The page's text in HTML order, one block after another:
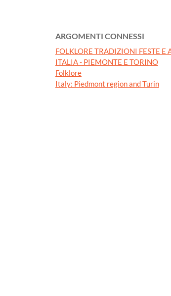
ARGOMENTI CONNESSI
FOLKLORE TRADIZIONI FESTE E
ITALIA - PIEMONTE E TORINO
Folklore
Italy: Piedmont region and Turin